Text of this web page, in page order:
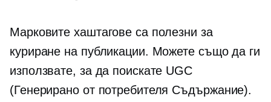
Марковите хаштагове са полезни за
куриране на публикации. Можете също да ги
използвате, за да поискате UGC
(Генерирано от потребителя Съдържание).